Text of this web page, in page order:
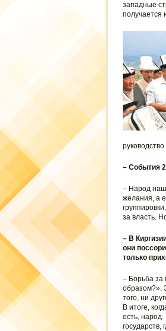
западные
получается
– События
– Народ наш
желания, а
за власть.
– В
они
только
– Борьба за
образом?».
того, ни
В итоге,
есть,